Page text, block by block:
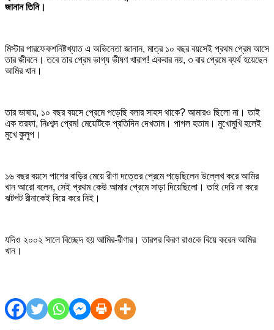
জানান তিনি।
মিস্টার পারফেকশনিষ্টখ্যাত এ অভিনেতা জানান, মাত্র ১০ বছর বয়সেই প্রথম প্রেম আসে
তার জীবনে। তবে তার প্রেম ভাগ্য ভীষণ খারাপ! একবার নয়, ৩ বার প্রেমে ব্যর্থ হয়েছেন
আমির খান।
তার ভাষায়, ১০ বছর বয়সে প্রেমে পড়েছি বলার সাহস থাকে? আমারও ছিলো না। তাই
এক তরফা, নিঃশব্দ প্রেম! মেয়েটিকে প্রতিদিন দেখতাম। পাগল হতাম। মুখোমুখি হলেই
মুখে কুলুপ।
১৬ বছর বয়সে পাশের বাড়ির মেয়ে রীণা দত্তের প্রেমে পড়েছিলেন উল্লেখ করে আমির
খান আরো বলেন, সেই প্রথম কেউ আমার প্রেমে সাড়া দিয়েছিলো। তাই দেরি না করে
ঝটপট রীনাকেই বিয়ে করে নিই।
যদিও ২০০২ সালে বিচ্ছেদ হয় আমির-রীণার। তারপর কিরণ রাওকে বিয়ে করেন আমির
খান।